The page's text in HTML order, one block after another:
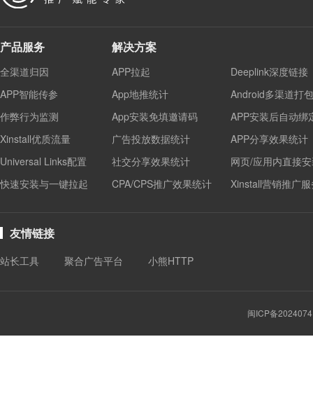
产品服务
全渠道归因
APP智能传参
作弊行为监测
Xinstall优质流量
Universal Links配置
快速安装与一键拉起
解决方案
APP拉起
Deeplink深度链接
App地推统计
Android多渠道打包
App安装免填邀请码
APP安装后自动绑
广告投放数据统计
APP分享效果统计
社交分享效果统计
网页/应用内直接
CPA/CPS推广效果统计
Xinstall营销推广
友情链接
站长工具 聚合广告平台 小熊HTTP
闽ICP备